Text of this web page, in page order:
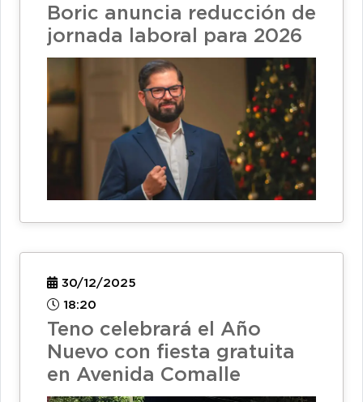
Boric anuncia reducción de
jornada laboral para 2026
30/12/2025
18:20
Teno celebrará el Año
Nuevo con fiesta gratuita
en Avenida Comalle